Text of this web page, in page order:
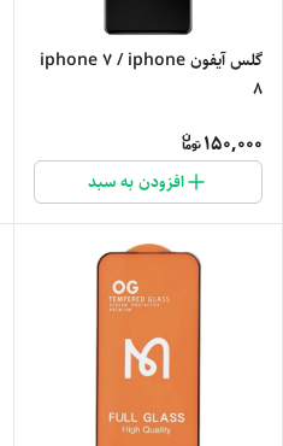
گلس آیفون iphone 7 / iphone
8
150,000
افزودن به سبد